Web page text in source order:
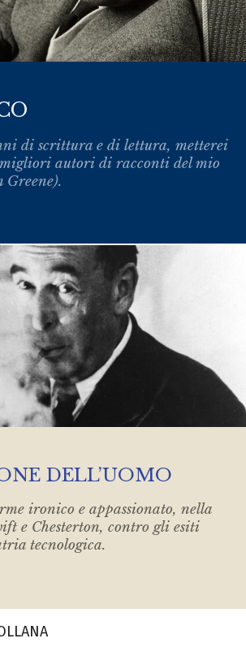
di scrittura e di lettura, metterei
autori di racconti del mio
Greene).
DELL’UOMO
ironico e appassionato, nella
e Chesterton, contro gli esiti
tecnologica.